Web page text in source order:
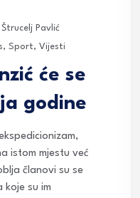
Pavlić
, Sport, Vijesti
će se
godine
istom mjestu već
članovi su se
koje su im